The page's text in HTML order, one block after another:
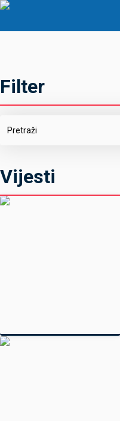
Vijesti
Filter